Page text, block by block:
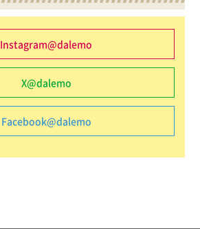
Instagram@dalemo
X@dalemo
Facebook@dalemo